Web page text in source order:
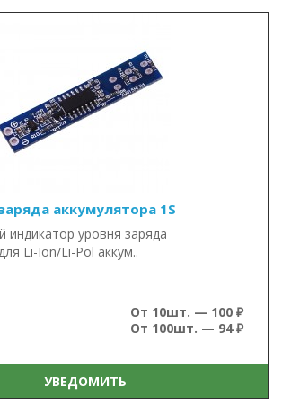
аккумулятора 1S
индикатор уровня заряда
Li-Ion/Li-Pol аккум..
От 10шт. — 100 ₽
От 100шт. — 94 ₽
УВЕДОМИТЬ